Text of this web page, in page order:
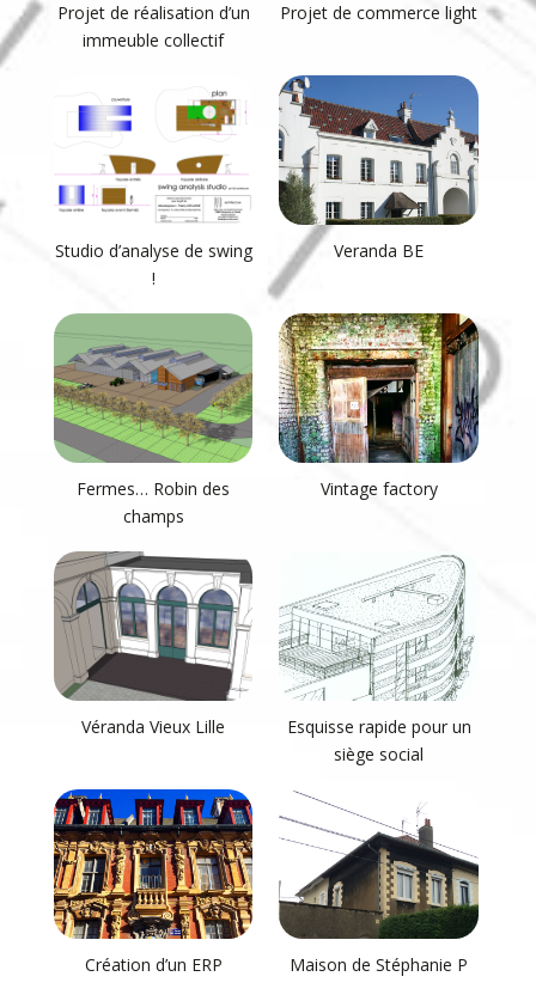
Projet de réalisation d’un
immeuble collectif
Projet de commerce light
Studio d’analyse de swing
!
Veranda BE
Fermes… Robin des
champs
Vintage factory
Véranda Vieux Lille
Esquisse rapide pour un
siège social
Création d’un ERP Maison de Stéphanie P